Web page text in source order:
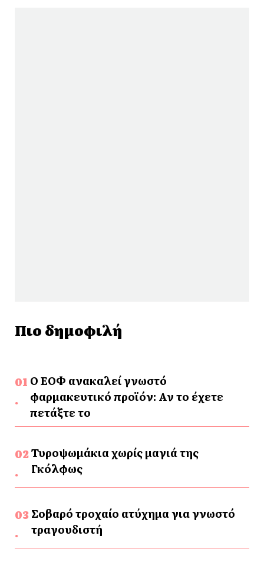
Πιο δημοφιλή
Ο ΕΟΦ ανακαλεί γνωστό
φαρμακευτικό προϊόν: Αν το έχετε
πετάξτε το
Τυροψωμάκια χωρίς μαγιά της
Γκόλφως
Σοβαρό τροχαίο ατύχημα για γνωστό
τραγουδιστή